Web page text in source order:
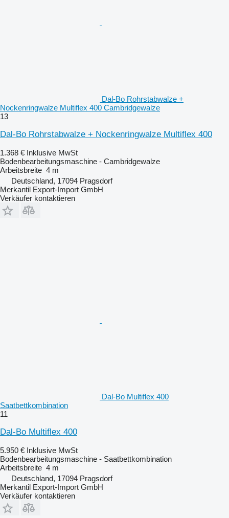
Dal-Bo Rohrstabwalze +
Nockenringwalze Multiflex 400 Cambridgewalze
13
Dal-Bo Rohrstabwalze + Nockenringwalze Multiflex 400
1.368 € Inklusive MwSt
Bodenbearbeitungsmaschine - Cambridgewalze
Arbeitsbreite 4 m
Deutschland, 17094 Pragsdorf
Merkantil Export-Import GmbH
Verkäufer kontaktieren
Dal-Bo Multiflex 400
Saatbettkombination
11
Dal-Bo Multiflex 400
5.950 € Inklusive MwSt
Bodenbearbeitungsmaschine - Saatbettkombination
Arbeitsbreite 4 m
Deutschland, 17094 Pragsdorf
Merkantil Export-Import GmbH
Verkäufer kontaktieren